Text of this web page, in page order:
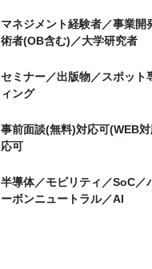
マネジメント経験者／事業開
術者(OB含む)／大学研究者
セミナー／出版物／スポット
ィング
事前面談(無料)対応可(WEB
応可
半導体／モビリティ／SoC／
ーボンニュートラル／AI